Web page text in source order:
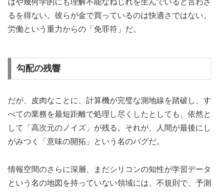
はや幾何学的にも理解不能なねじれを生んでいると言わざ
るを得ない。彼らが金で買っているのは快適さではない。
労働という重力からの「免罪符」だ。
勾配の残響
だが、皮肉なことに、計算機が完璧な測地線を踏破し、す
べての業務を最短距離で処理し尽くしたとしても、依然と
して「高次元のノイズ」が残る。それが、人間が最後にし
がみつく「意味の開拓」という名のバグだ。
情報空間のさらに深層、まだシリコンの知性が学習データ
という名の地図を持っていない領域には、不規則で、予測